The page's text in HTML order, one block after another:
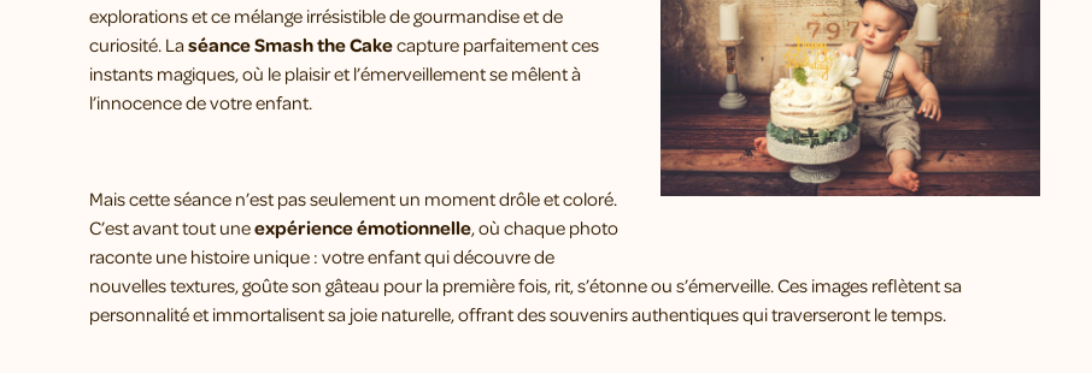
explorations et ce mélange irrésistible de gourmandise et de
curiosité. Laséance Smash the Cakecapture parfaitement ces
instants magiques, où le plaisir et l’émerveillement se mêlent à
l’innocence de votre enfant.
Mais cette séance n’est pas seulement un moment drôle et coloré.
C’est avant tout uneexpérience émotionnelle, où chaque photo
raconte une histoire unique : votre enfant qui découvre de
nouvelles textures, goûte son gâteau pour la première fois, rit, s’étonne ou s’émerveille. Ces images reflètent sa
personnalité et immortalisent sa joie naturelle, offrant des souvenirs authentiques qui traverseront le temps.